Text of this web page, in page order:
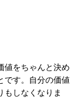
値をちゃんと決め
です。自分の価値
もしなくなりま